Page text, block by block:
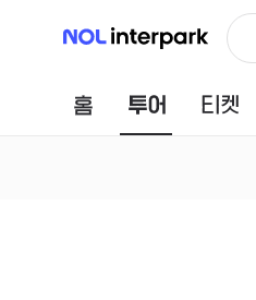
NOL 인터파크
홈 투어